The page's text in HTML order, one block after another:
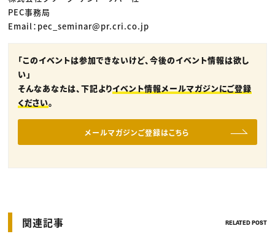
PEC事務局
Email：pec_seminar@pr.cri.co.jp
「このイベントは参加できないけど、今後のイベント情報は欲し
い」
そんなあなたは、下記よりイベント情報メールマガジンにご登録
ください。
メールマガジンご登録はこちら
関連記事 RELATED POST